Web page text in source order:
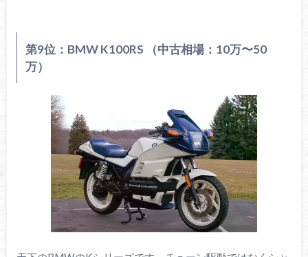
第9位：BMW K100RS （中古相場：10万〜50
万）